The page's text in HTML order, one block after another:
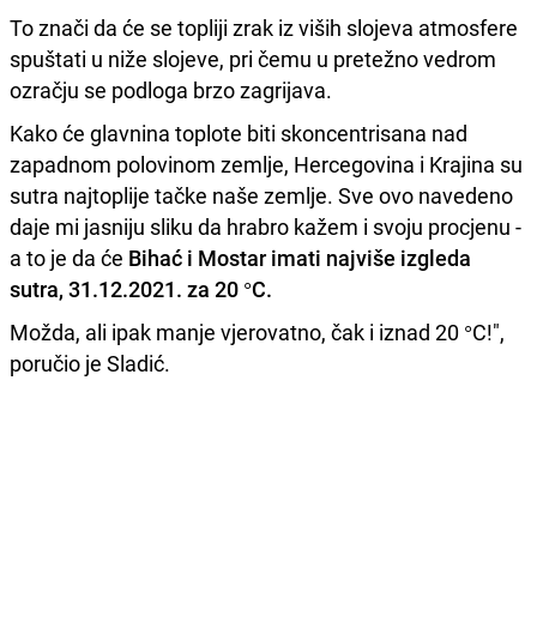
To znači da će se topliji zrak iz viših slojeva atmosfere
spuštati u niže slojeve, pri čemu u pretežno vedrom
ozračju se podloga brzo zagrijava.
Kako će glavnina toplote biti skoncentrisana nad
zapadnom polovinom zemlje, Hercegovina i Krajina su
sutra najtoplije tačke naše zemlje. Sve ovo navedeno
daje mi jasniju sliku da hrabro kažem i svoju procjenu -
a to je da će Bihać i Mostar imati najviše izgleda
sutra, 31.12.2021. za 20 °C.
Možda, ali ipak manje vjerovatno, čak i iznad 20 °C!",
poručio je Sladić.